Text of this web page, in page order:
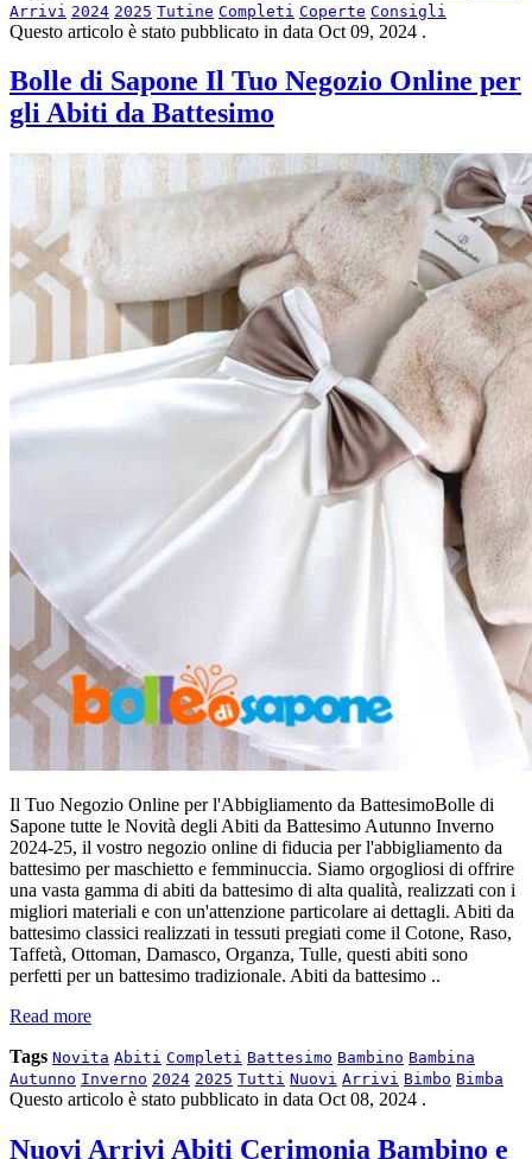
Arrivi 2024 2025 Tutine Completi Coperte Consigli
Questo articolo è stato pubblicato in data Oct 09, 2024 .
Bolle di Sapone Il Tuo Negozio Online per
gli Abiti da Battesimo
Il Tuo Negozio Online per l'Abbigliamento da BattesimoBolle di
Sapone tutte le Novità degli Abiti da Battesimo Autunno Inverno
2024-25, il vostro negozio online di fiducia per l'abbigliamento da
battesimo per maschietto e femminuccia. Siamo orgogliosi di offrire
una vasta gamma di abiti da battesimo di alta qualità, realizzati con i
migliori materiali e con un'attenzione particolare ai dettagli. Abiti da
battesimo classici realizzati in tessuti pregiati come il Cotone, Raso,
Taffetà, Ottoman, Damasco, Organza, Tulle, questi abiti sono
perfetti per un battesimo tradizionale. Abiti da battesimo ..
Read more
Tags Novita Abiti Completi Battesimo Bambino Bambina
Autunno Inverno 2024 2025 Tutti Nuovi Arrivi Bimbo Bimba
Questo articolo è stato pubblicato in data Oct 08, 2024 .
Nuovi Arrivi Abiti Cerimonia Bambino e